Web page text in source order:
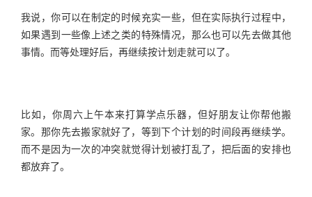
我说，你可以在制定的时候充实一些，但在实际执行过程中，
如果遇到一些像上述之类的特殊情况，那么也可以先去做其他
事情。而等处理好后，再继续按计划走就可以了。
比如，你周六上午本来打算学点乐器，但好朋友让你帮他搬
家。那你先去搬家就好了，等到下个计划的时间段再继续学。
而不是因为一次的冲突就觉得计划被打乱了，把后面的安排也
都放弃了。